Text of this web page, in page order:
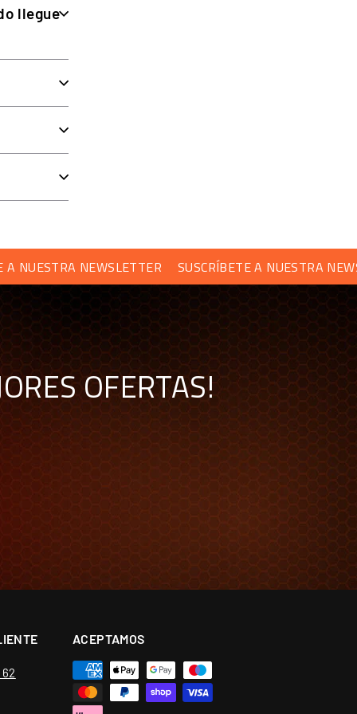
llegue
NEWSLETTER SUSCRÍBETE A NUESTRA
OFERTAS!
ACEPTAMOS